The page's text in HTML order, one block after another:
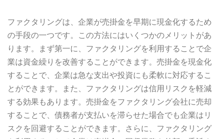
ファクタリングは、企業が売掛金を早期に現金化するため
の手段の一つです。この方法にはいくつかのメリットがあ
ります。まず第一に、ファクタリングを利用することで企
業は資金繰りを改善することができます。売掛金を現金化
することで、企業は急な支出や投資にも柔軟に対応するこ
とができます。また、ファクタリングは信用リスクを軽減
する効果もあります。売掛金をファクタリング会社に売却
することで、債務者が支払いを滞らせた場合でも企業はリ
スクを回避することができます。さらに、ファクタリング